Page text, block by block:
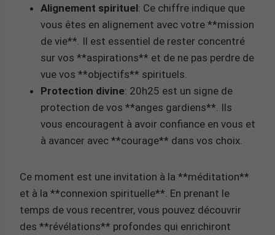
Alignement spirituel: Ce chiffre indique que
vous êtes en alignement avec votre **mission
de vie**. Il est essentiel de rester concentré
sur vos **aspirations** et de ne pas perdre de
vue vos **objectifs** spirituels.
Protection divine: 20h25 est un signe de
protection de vos **anges gardiens**. Ils
vous encouragent à avoir confiance en vous et
à avancer avec **courage** dans vos choix.
Ce moment est une invitation à la **méditation**
et à la **connexion spirituelle**. En prenant le
temps de vous recentrer, vous pouvez découvrir
des **révélations** profondes qui enrichiront